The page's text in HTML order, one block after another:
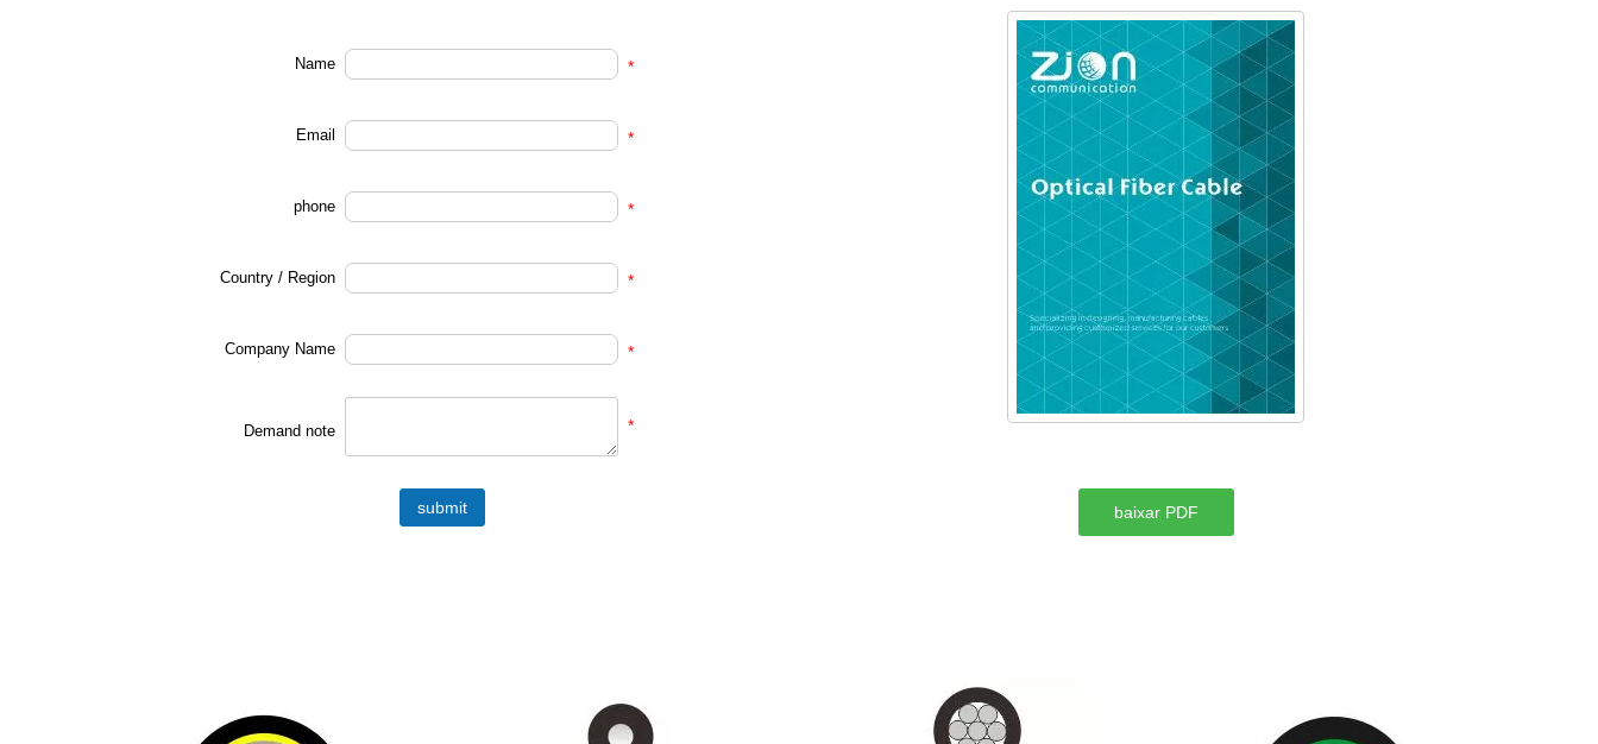
Name *
Email *
phone *
Country / Region *
Company Name *
Demand note *
submit baixar PDF